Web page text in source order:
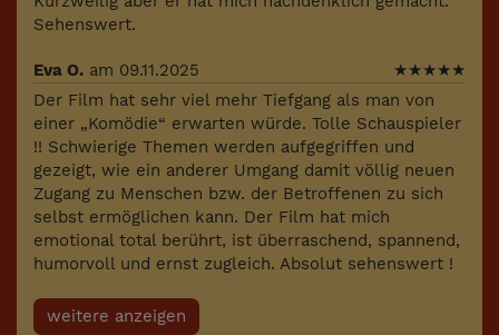
Sehenswert.
Eva O. am 09.11.2025 ★★★★★
Der Film hat sehr viel mehr Tiefgang als man von
einer „Komödie“ erwarten würde. Tolle Schauspieler
!! Schwierige Themen werden aufgegriffen und
gezeigt, wie ein anderer Umgang damit völlig neuen
Zugang zu Menschen bzw. der Betroffenen zu sich
selbst ermöglichen kann. Der Film hat mich
emotional total berührt, ist überraschend, spannend,
humorvoll und ernst zugleich. Absolut sehenswert !
weitere anzeigen